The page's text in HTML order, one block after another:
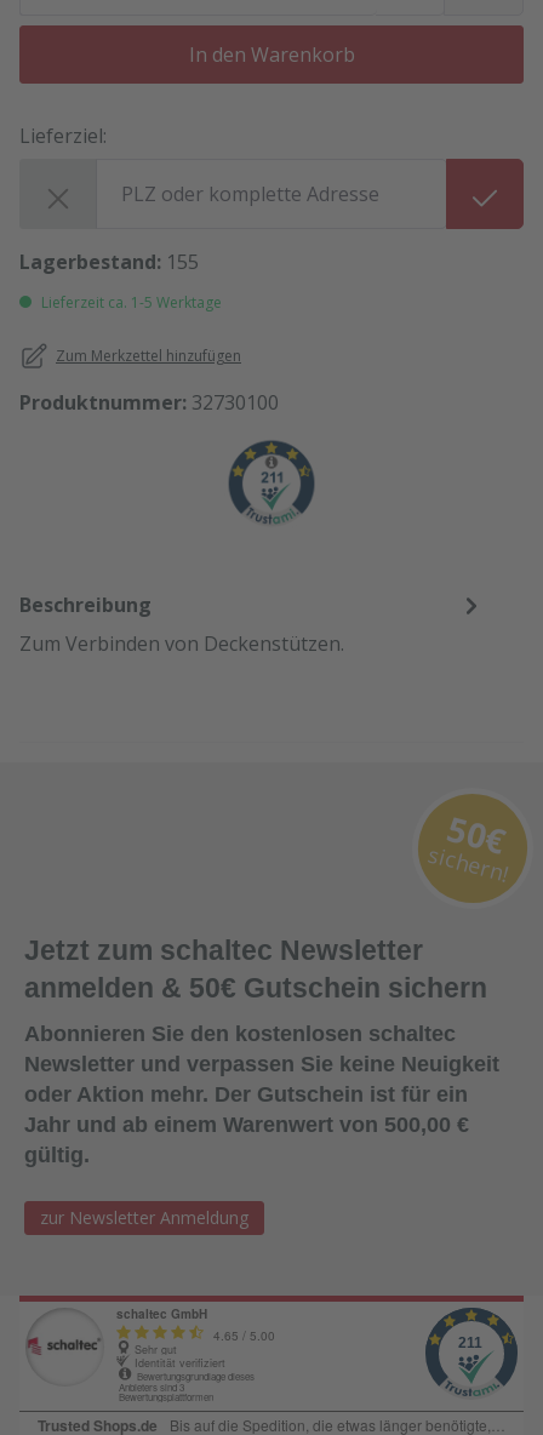
In den Warenkorb
Lieferziel:
Lagerbestand: 155
Lieferzeit ca. 1-5 Werktage
Zum Merkzettel hinzufügen
Produktnummer: 32730100
Beschreibung
Zum Verbinden von Deckenstützen.
Jetzt zum schaltec Newsletter
anmelden & 50€ Gutschein sichern
Abonnieren Sie den kostenlosen schaltec
Newsletter und verpassen Sie keine Neuigkeit
oder Aktion mehr. Der Gutschein ist für ein
Jahr und ab einem Warenwert von 500,00 €
gültig.
zur Newsletter Anmeldung
50€
sichern!